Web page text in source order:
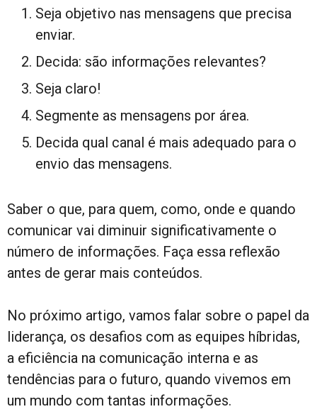
Seja objetivo nas mensagens que precisa
enviar.
Decida: são informações relevantes?
Seja claro!
Segmente as mensagens por área.
Decida qual canal é mais adequado para o
envio das mensagens.
Saber o que, para quem, como, onde e quando
comunicar vai diminuir significativamente o
número de informações. Faça essa reflexão
antes de gerar mais conteúdos.
No próximo artigo, vamos falar sobre o papel da
liderança, os desafios com as equipes híbridas,
a eficiência na comunicação interna e as
tendências para o futuro, quando vivemos em
um mundo com tantas informações.